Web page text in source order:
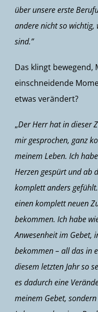
über unsere erste
andere nicht so
sind.”
Das klingt bewegend,
einschneidende
etwas verändert?
„Der Herr hat in dieser
mir gesprochen, ganz
meinem Leben. Ich
Herzen gespürt und ab
komplett anders
einen komplett neuen
bekommen. Ich habe
Anwesenheit im Gebet,
bekommen – all das in
diesem letzten Jahr so
es dadurch eine
meinem Gebet,